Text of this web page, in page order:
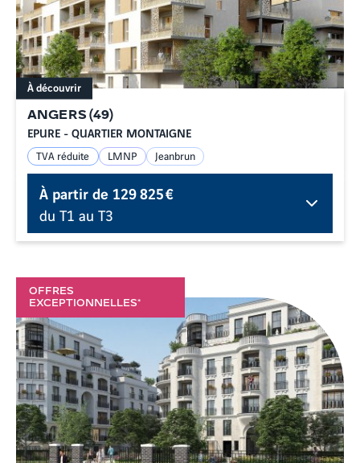
ANGERS(49)
EPURE - QUARTIER MONTAIGNE
À découvrir
TVA réduite LMNP Jeanbrun
À partir de129 825 €
du T1 au T3
OFFRES
EXCEPTIONNELLES*